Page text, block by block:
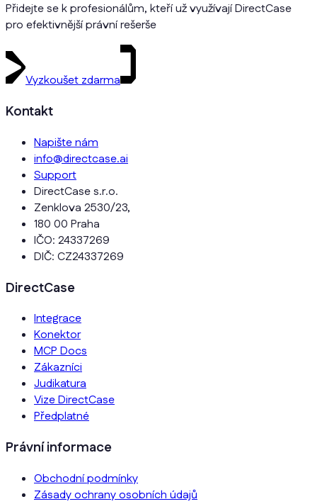
Přidejte se k profesionálům, kteří už využívají DirectCase
pro efektivnější právní rešerše
Vyzkoušet zdarma
Kontakt
Napište nám
info@directcase.ai
Support
DirectCase s.r.o.
Zenklova 2530/23,
180 00 Praha
IČO: 24337269
DIČ: CZ24337269
DirectCase
Integrace
Konektor
MCP Docs
Zákazníci
Judikatura
Vize DirectCase
Předplatné
Právní informace
Obchodní podmínky
Zásady ochrany osobních údajů